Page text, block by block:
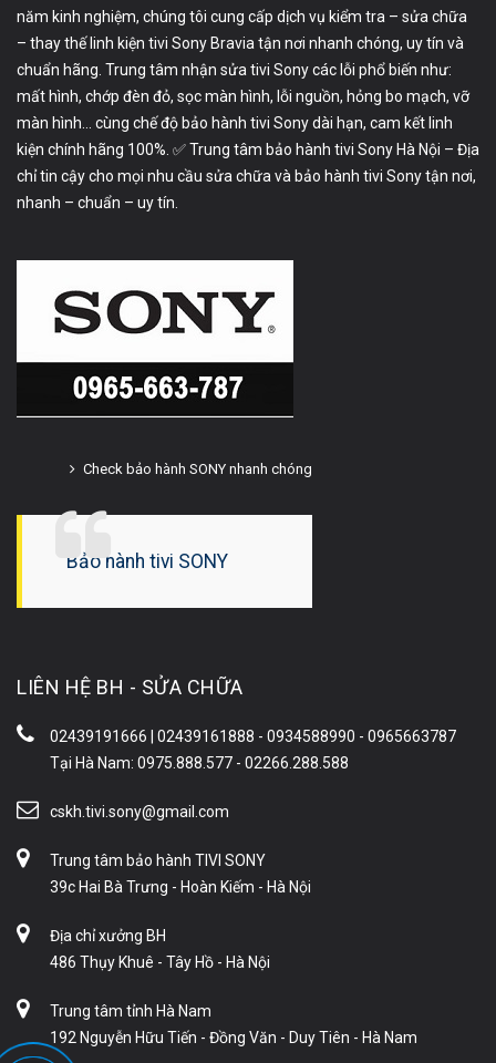
năm kinh nghiệm, chúng tôi cung cấp dịch vụ kiểm tra – sửa chữa
– thay thế linh kiện tivi Sony Bravia tận nơi nhanh chóng, uy tín và
chuẩn hãng. Trung tâm nhận sửa tivi Sony các lỗi phổ biến như:
mất hình, chớp đèn đỏ, sọc màn hình, lỗi nguồn, hỏng bo mạch, vỡ
màn hình… cùng chế độ bảo hành tivi Sony dài hạn, cam kết linh
kiện chính hãng 100%. ✅ Trung tâm bảo hành tivi Sony Hà Nội – Địa
chỉ tin cậy cho mọi nhu cầu sửa chữa và bảo hành tivi Sony tận nơi,
nhanh – chuẩn – uy tín.
Check bảo hành SONY nhanh chóng
Bảo hành tivi SONY
LIÊN HỆ BH - SỬA CHỮA
02439191666 | 02439161888 - 0934588990 - 0965663787
Tại Hà Nam: 0975.888.577 - 02266.288.588
cskh.tivi.sony@gmail.com
Trung tâm bảo hành TIVI SONY
39c Hai Bà Trưng - Hoàn Kiếm - Hà Nội
Địa chỉ xưởng BH
486 Thụy Khuê - Tây Hồ - Hà Nội
Trung tâm tỉnh Hà Nam
192 Nguyễn Hữu Tiến - Đồng Văn - Duy Tiên - Hà Nam